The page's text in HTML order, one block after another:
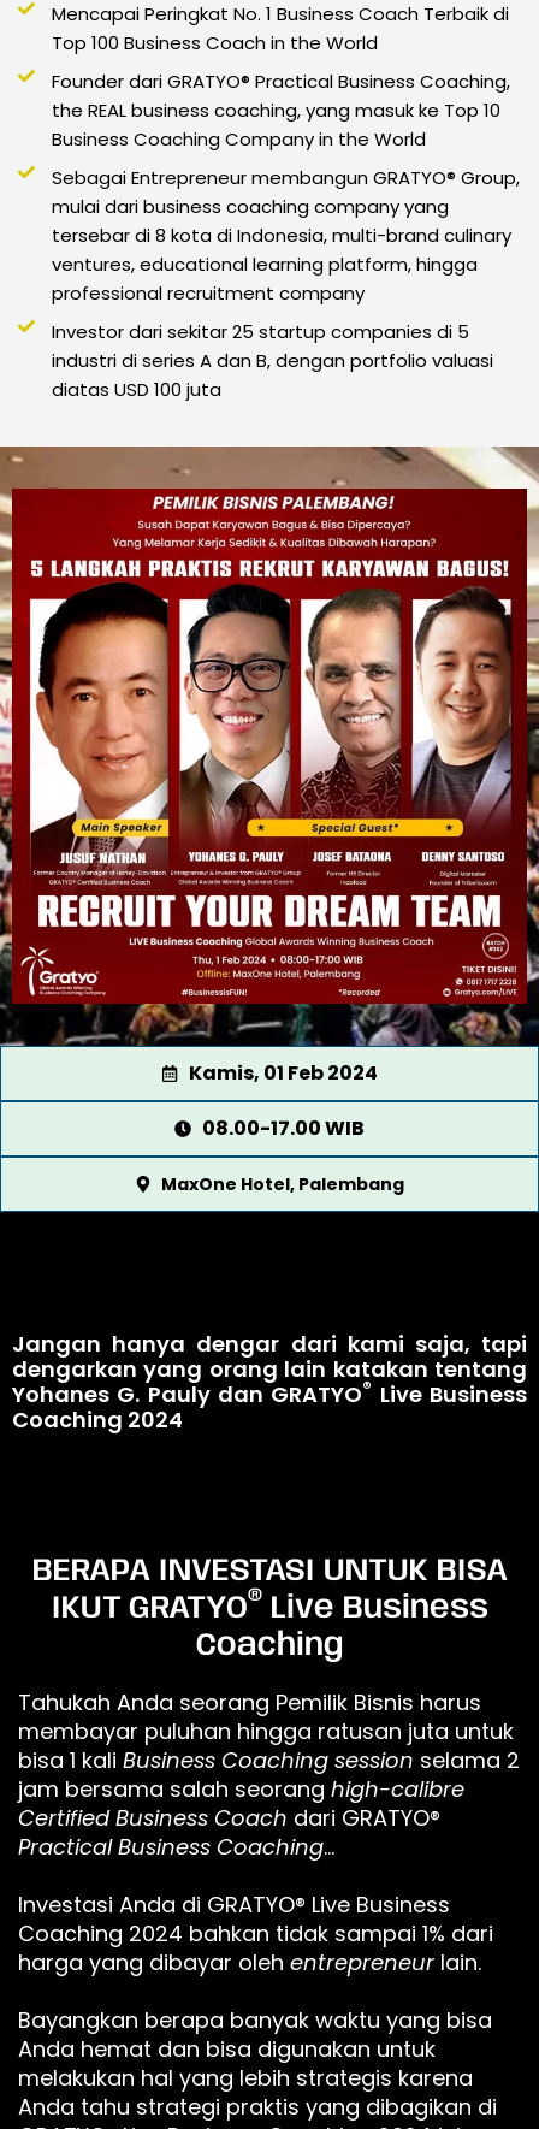
Mencapai Peringkat No. 1 Business Coach Terbaik di
Top 100 Business Coach in the World
Founder dari GRATYO® Practical Business Coaching,
the REAL business coaching, yang masuk ke Top 10
Business Coaching Company in the World
Sebagai Entrepreneur membangun GRATYO® Group,
mulai dari business coaching company yang
tersebar di 8 kota di Indonesia, multi-brand culinary
ventures, educational learning platform, hingga
professional recruitment company
Investor dari sekitar 25 startup companies di 5
industri di series A dan B, dengan portfolio valuasi
diatas USD 100 juta
Kamis, 01 Feb 2024
08.00-17.00 WIB
MaxOne Hotel, Palembang
Jangan hanya dengar dari kami saja, tapi
dengarkan yang orang lain katakan tentang
Yohanes G. Pauly dan GRATYO® Live Business
Coaching 2024
BERAPA INVESTASI UNTUK BISA
IKUT GRATYO® Live Business
Coaching
Tahukah Anda seorang Pemilik Bisnis harus
membayar puluhan hingga ratusan juta untuk
bisa 1 kali Business Coaching session selama 2
jam bersama salah seorang high-calibre
Certified Business Coach dari GRATYO®
Practical Business Coaching…
Investasi Anda di GRATYO® Live Business
Coaching 2024 bahkan tidak sampai 1% dari
harga yang dibayar oleh entrepreneur lain.
Bayangkan berapa banyak waktu yang bisa
Anda hemat dan bisa digunakan untuk
melakukan hal yang lebih strategis karena
Anda tahu strategi praktis yang dibagikan di